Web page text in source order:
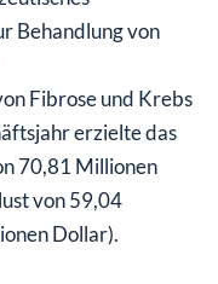
Behandlung von
Fibrose und Krebs
erzielte das
70,81 Millionen
von 59,04
Dollar).